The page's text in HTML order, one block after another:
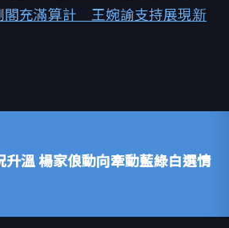
閣充滿算計 王婉諭支持展現新
溫 楊家俍動向牽動藍綠白選情